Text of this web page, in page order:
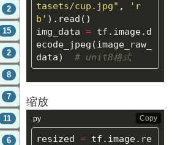
2
15
2
8
7
11
6
tasets/cup.jpg" ,
'r
b' ). read ()
img_data
= tf . image. d
ecode_jpeg (image_raw_
data) # unit8格式
缩放
resized = tf . image. re
py Copy